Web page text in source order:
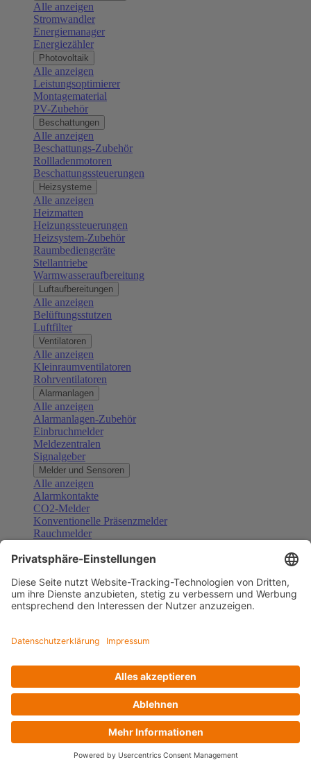
Alle anzeigen
Stromwandler
Energiemanager
Energiezähler
Photovoltaik
Alle anzeigen
Leistungsoptimierer
Montagematerial
PV-Zubehör
Beschattungen
Alle anzeigen
Beschattungs-Zubehör
Rollladenmotoren
Beschattungssteuerungen
Heizsysteme
Alle anzeigen
Heizmatten
Heizungssteuerungen
Heizsystem-Zubehör
Raumbediengeräte
Stellantriebe
Warmwasseraufbereitung
Luftaufbereitungen
Alle anzeigen
Belüftungsstutzen
Luftfilter
Ventilatoren
Alle anzeigen
Kleinraumventilatoren
Rohrventilatoren
Alarmanlagen
Alle anzeigen
Alarmanlagen-Zubehör
Einbruchmelder
Meldezentralen
Signalgeber
Melder und Sensoren
Alle anzeigen
Alarmkontakte
CO2-Melder
Konventionelle Präsenzmelder
Rauchmelder
Gefahrenmelder
Türsprechanlagen
Alle anzeigen
Außenstationen
Klingeltaster und Gongs
Sprechanlagen-Sets
Zubehör Türkommunikation
Videoüberwachung
Zubehör Videoüberwachung
Alle anzeigen